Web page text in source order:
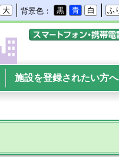
大 背景色： 黒 青 白 ふ
施設を登録されたい方へ